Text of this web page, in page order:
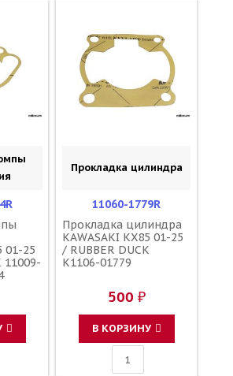
01-25
11009-
Прокладка цилиндра
11060-1779R
Прокладка цилиндра
KAWASAKI KX85 01-25
/ RUBBER DUCK
K1106-01779
500 ₽
В КОРЗИНУ